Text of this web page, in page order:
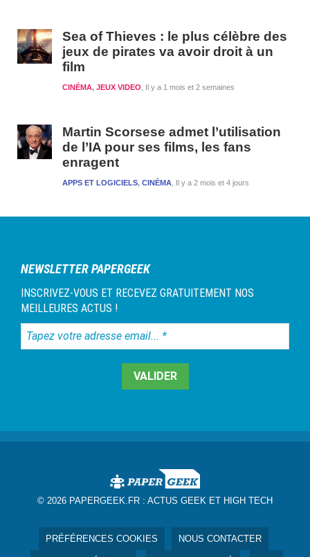
Sea of Thieves : le plus célèbre des
jeux de pirates va avoir droit à un
film
Il y a 1 mois et 2 semaines
CINÉMA, JEUX VIDEO
Martin Scorsese admet l’utilisation
de l’IA pour ses films, les fans
enragent
Il y a 2 mois et 4 jours
APPS ET LOGICIELS, CINÉMA
NEWSLETTER PAPERGEEK
INSCRIVEZ-VOUS ET RECEVEZ GRATUITEMENT NOS
MEILLEURES ACTUS !
Tapez
votre
© 2026 PAPERGEEK.FR : ACTUS GEEK ET HIGH TECH
PRÉFÉRENCES COOKIES NOUS CONTACTER